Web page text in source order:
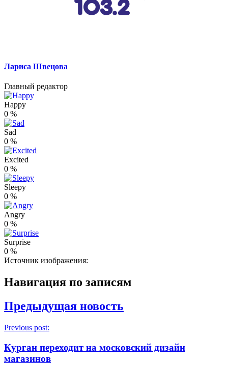
Лариса Швецова
Главный редактор
Happy
0 %
Sad
0 %
Excited
0 %
Sleepy
0 %
Angry
0 %
Surprise
0 %
Источник изображения:
Навигация по записям
Предыдущая новость
Previous post:
Курган переходит на московский дизайн
магазинов